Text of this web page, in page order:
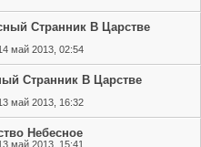
Странник В Царстве
май 2013, 02:54
Странник В Царстве
май 2013, 16:32
Небесное
май 2013, 15:41